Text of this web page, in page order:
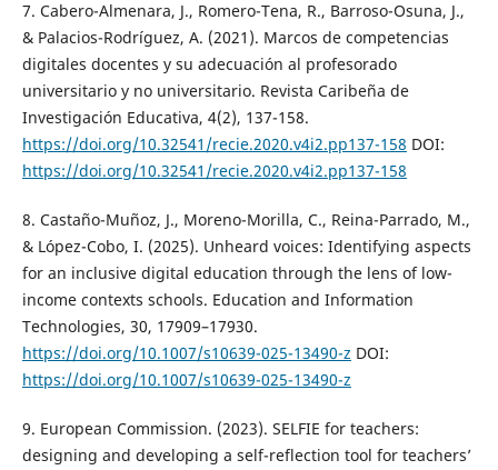
7. Cabero-Almenara, J., Romero-Tena, R., Barroso-Osuna, J.,
& Palacios-Rodríguez, A. (2021). Marcos de competencias
digitales docentes y su adecuación al profesorado
universitario y no universitario. Revista Caribeña de
Investigación Educativa, 4(2), 137-158.
https://doi.org/10.32541/recie.2020.v4i2.pp137-158 DOI:
https://doi.org/10.32541/recie.2020.v4i2.pp137-158
8. Castaño-Muñoz, J., Moreno-Morilla, C., Reina-Parrado, M.,
& López-Cobo, I. (2025). Unheard voices: Identifying aspects
for an inclusive digital education through the lens of low-
income contexts schools. Education and Information
Technologies, 30, 17909–17930.
https://doi.org/10.1007/s10639-025-13490-z DOI:
https://doi.org/10.1007/s10639-025-13490-z
9. European Commission. (2023). SELFIE for teachers:
designing and developing a self-reflection tool for teachers’